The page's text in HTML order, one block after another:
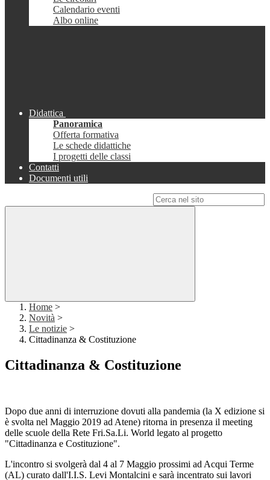
Calendario eventi
Albo online
Didattica
Panoramica
Offerta formativa
Le schede didattiche
I progetti delle classi
Contatti
Documenti utili
Home >
Novità >
Le notizie >
Cittadinanza & Costituzione
Cittadinanza & Costituzione
Dopo due anni di interruzione dovuti alla pandemia (la X edizione si
è svolta nel Maggio 2019 ad Atene) ritorna in presenza il meeting
delle scuole della Rete Fri.Sa.Li. World legato al progetto
"Cittadinanza e Costituzione".
L'incontro si svolgerà dal 4 al 7 Maggio prossimi ad Acqui Terme
(AL) curato dall'I.I.S. Levi Montalcini e sarà incentrato sui lavori